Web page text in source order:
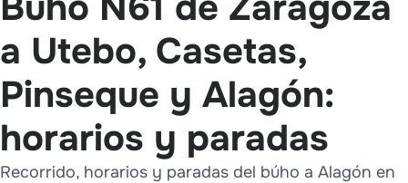
a Utebo, Casetas,
Pinseque y Alagón:
horarios y paradas
Recorrido, horarios y paradas del búho a Alagón en